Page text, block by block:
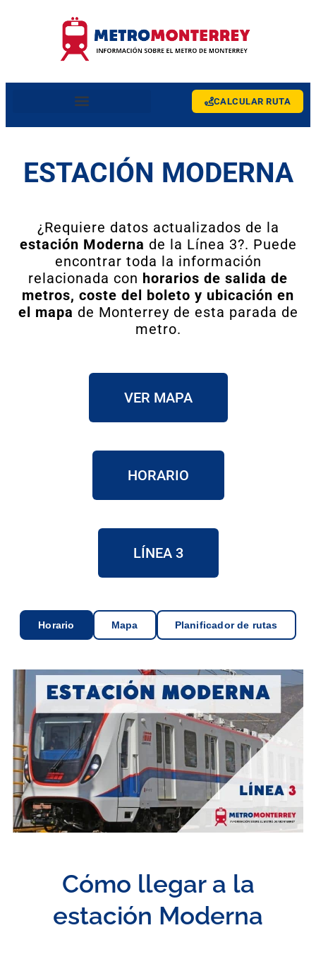
CALCULAR RUTA
ESTACIÓN MODERNA
¿Requiere datos actualizados de la
estación Moderna de la Línea 3?. Puede
encontrar toda la información
relacionada con horarios de salida de
metros, coste del boleto y ubicación en
el mapa de Monterrey de esta parada de
metro.
VER MAPA
HORARIO
LÍNEA 3
Horario Mapa Planificador de rutas
Cómo llegar a la
estación Moderna